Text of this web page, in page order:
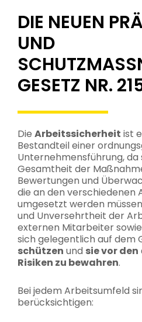
DIE NEUEN
UND
ESETZ NR.
Die Arbeitssicherheit ist
Bestandteil einer
Unternehmensführung, da
Gesamtheit der
Bewertungen und
die an den verschiedenen
umgesetzt werden
und Unversehrtheit der
externen Mitarbeiter
sich gelegentlich auf dem
schützen und sie vor den
Risiken zu bewahren.
Bei jedem Arbeitsumfeld
berücksichtigen: